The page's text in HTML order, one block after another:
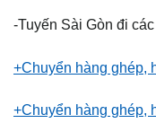
-Tuyến Sài Gòn đi
+Chuyển hàng ghép,
+Chuyển hàng ghép,